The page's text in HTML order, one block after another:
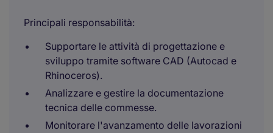
Principali responsabilità:
Supportare le attività di progettazione e
sviluppo tramite software CAD (Autocad e
Rhinoceros).
Analizzare e gestire la documentazione
tecnica delle commesse.
Monitorare l'avanzamento delle lavorazioni